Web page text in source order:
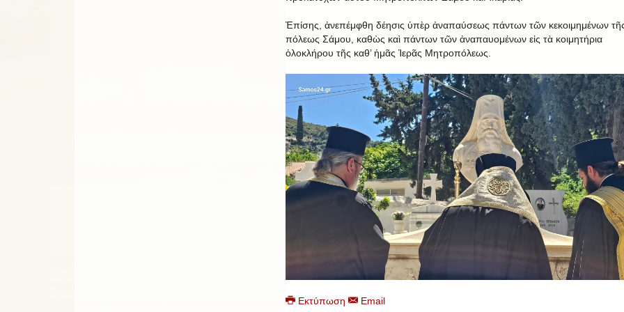
Ἐπίσης, ἀνεπέμφθη δέησις ὑπὲρ ἀναπαύσεως πάντων τῶν κεκοιμημένων
πόλεως Σάμου, καθὼς καὶ πάντων τῶν ἀναπαυομένων εἰς τὰ κοιμητήρια
ὁλοκλήρου τῆς καθ’ ἡμᾶς Ἱερᾶς Μητροπόλεως.
Εκτύπωση Email